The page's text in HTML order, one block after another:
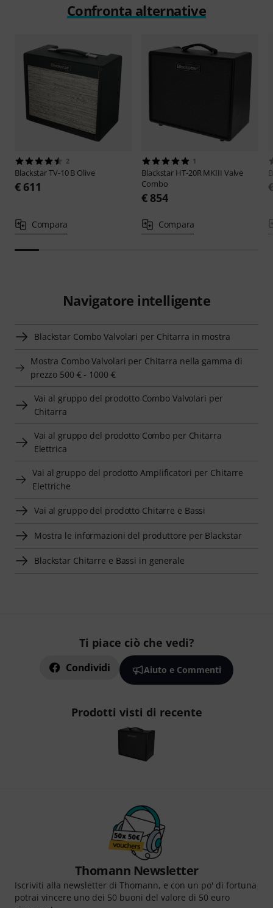
Confronta alternative
2
BlackstarTV-10 B Olive
€ 611
Compara
1
Blackstar HT-20R MKIII Valve
Combo
€ 854
Compara
Navigatore intelligente
Blackstar Combo Valvolari per Chitarra in mostra
Mostra Combo Valvolari per Chitarra nella gamma di
prezzo 500 € - 1000 €
Vai al gruppo del prodotto Combo Valvolari per
Chitarra
Vai al gruppo del prodotto Combo per Chitarra
Elettrica
Vai al gruppo del prodotto Amplificatori per Chitarre
Elettriche
Vai al gruppo del prodotto Chitarre e Bassi
Mostra le informazioni del produttore per Blackstar
Blackstar Chitarre e Bassi in generale
Ti piace ciò che vedi?
Condividi Aiuto e Commenti
Prodotti visti di recente
Thomann Newsletter
Iscriviti alla newsletter di Thomann, e con un po' di fortuna
potrai vincere uno dei 50 buoni del valore di 50 euro